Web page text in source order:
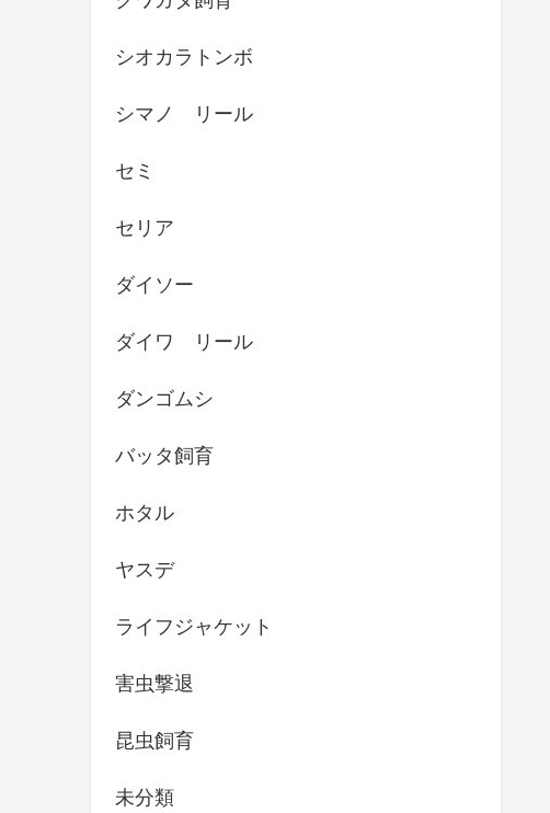
シオカラトンボ
シマノ リール
セミ
セリア
ダイソー
ダイワ リール
ダンゴムシ
バッタ飼育
ホタル
ヤスデ
ライフジャケット
害虫撃退
昆虫飼育
未分類